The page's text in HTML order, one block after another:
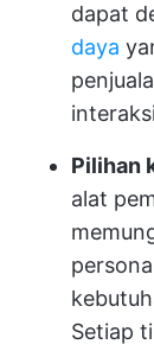
dapat
daya
Pilihan
alat
Setiap